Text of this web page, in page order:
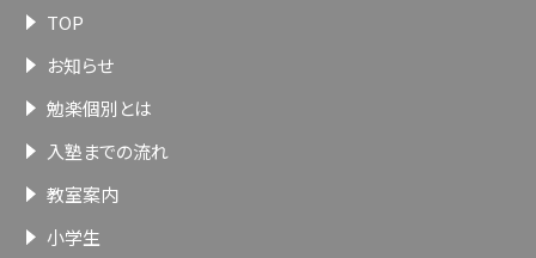
TOP
お知らせ
勉楽個別とは
入塾までの流れ
教室案内
小学生